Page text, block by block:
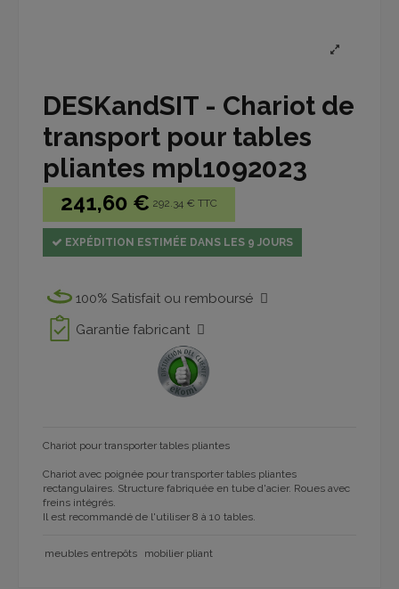
DESKandSIT - Chariot de
transport pour tables
pliantes mpl1092023
241,60 € 292.34 € TTC
EXPÉDITION ESTIMÉE DANS LES 9 JOURS
100% Satisfait ou remboursé
Garantie fabricant
Chariot pour transporter tables pliantes
Chariot avec poignée pour transporter tables pliantes
rectangulaires. Structure fabriquée en tube d'acier. Roues avec
freins intégrés.
Il est recommandé de l'utiliser 8 à 10 tables.
meubles entrepôts mobilier pliant